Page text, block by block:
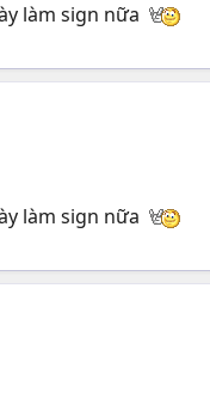
làm sign nữa
làm sign nữa